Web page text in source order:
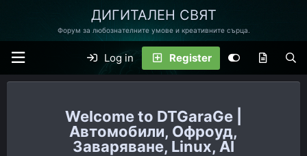
ДИГИТАЛЕН СВЯТ
Форум за любознателните умове и креативните сърца.
Log in Register
DTGaraGe |
Автомобили, Офроуд,
Заваряване, Linux, AI